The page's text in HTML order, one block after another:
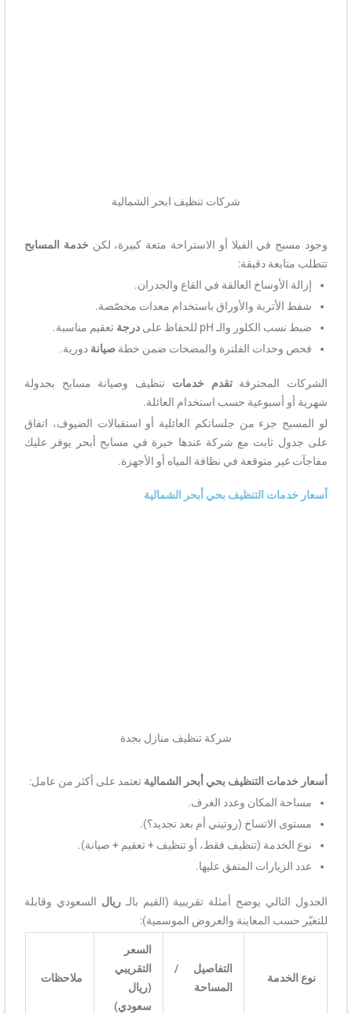
شركات تنظيف ابحر الشمالية
وجود مسبح في الفيلا أو الاستراحة متعة كبيرة، لكن خدمة المسابح
تتطلب متابعة دقيقة:
إزالة الأوساخ العالقة في القاع والجدران.
شفط الأتربة والأوراق باستخدام معدات مخصّصة.
ضبط نسب الكلور والـ pH للحفاظ على
درجة تعقيم مناسبة.
فحص وحدات الفلترة والمضخات ضمن خطةصيانة دورية.
الشركات المحترفةتقدم خدمات تنظيف وصيانة مسابح بجدولة
شهرية أو أسبوعية حسب استخدام العائلة.
لو المسبح جزء من جلساتكم العائلية أو استقبالات الضيوف، اتفاق
على جدول ثابت مع شركة عندها خبرة في مسابح أبحر يوفر عليك
مفاجآت غير متوقعة في نظافة المياه أو الأجهزة.
أسعار خدمات التنظيف بحي أبحر الشمالية
شركة تنظيف منازل بجدة
أسعار خدمات التنظيف بحي أبحر الشمالية تعتمد على أكثر من عامل:
مساحة المكان وعدد الغرف.
مستوى الاتساخ (روتيني أم بعد تجديد؟).
نوع الخدمة (تنظيف فقط، أو تنظيف + تعقيم + صيانة).
عدد الزيارات المتفق عليها.
الجدول التالي يوضح أمثلة تقريبية (القيم بالـريال السعودي وقابلة
للتغيّر حسب المعاينة والعروض الموسمية):
نوع الخدمة
التفاصيل /
المساحة
السعر
التقريبي
(ريال
سعودي)
ملاحظات